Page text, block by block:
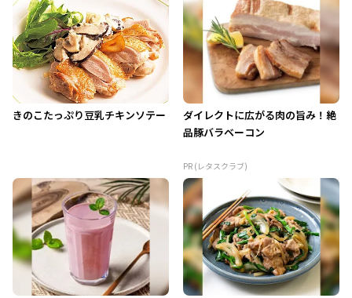
きのこたっぷり豆乳チキンソテー
ダイレクトに広がる肉の旨み！絶
品豚バラベーコン
PR (レタスクラブ)